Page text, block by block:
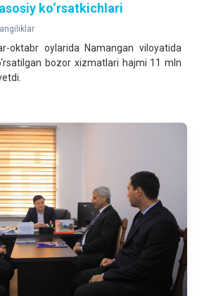
ko‘rsatkichlari
oktabr oylarida Namangan viloyatida
bozor xizmatlari hajmi 11 mln